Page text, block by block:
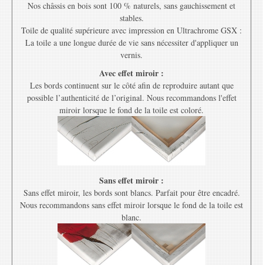
Nos châssis en bois sont 100 % naturels, sans gauchissement et
stables.
Toile de qualité supérieure avec impression en Ultrachrome GSX :
La toile a une longue durée de vie sans nécessiter d'appliquer un
vernis.
Avec effet miroir :
Les bords continuent sur le côté afin de reproduire autant que
possible l’authenticité de l’original. Nous recommandons l'effet
miroir lorsque le fond de la toile est coloré.
Sans effet miroir :
Sans effet miroir, les bords sont blancs. Parfait pour être encadré.
Nous recommandons sans effet miroir lorsque le fond de la toile est
blanc.